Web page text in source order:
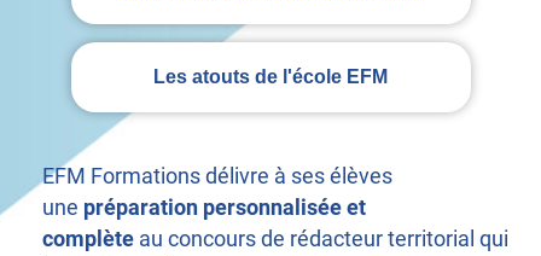
Les atouts de l'école EFM
EFM Formations délivre à ses élèves
une préparation personnalisée et
complète au concours de rédacteur territorial qui